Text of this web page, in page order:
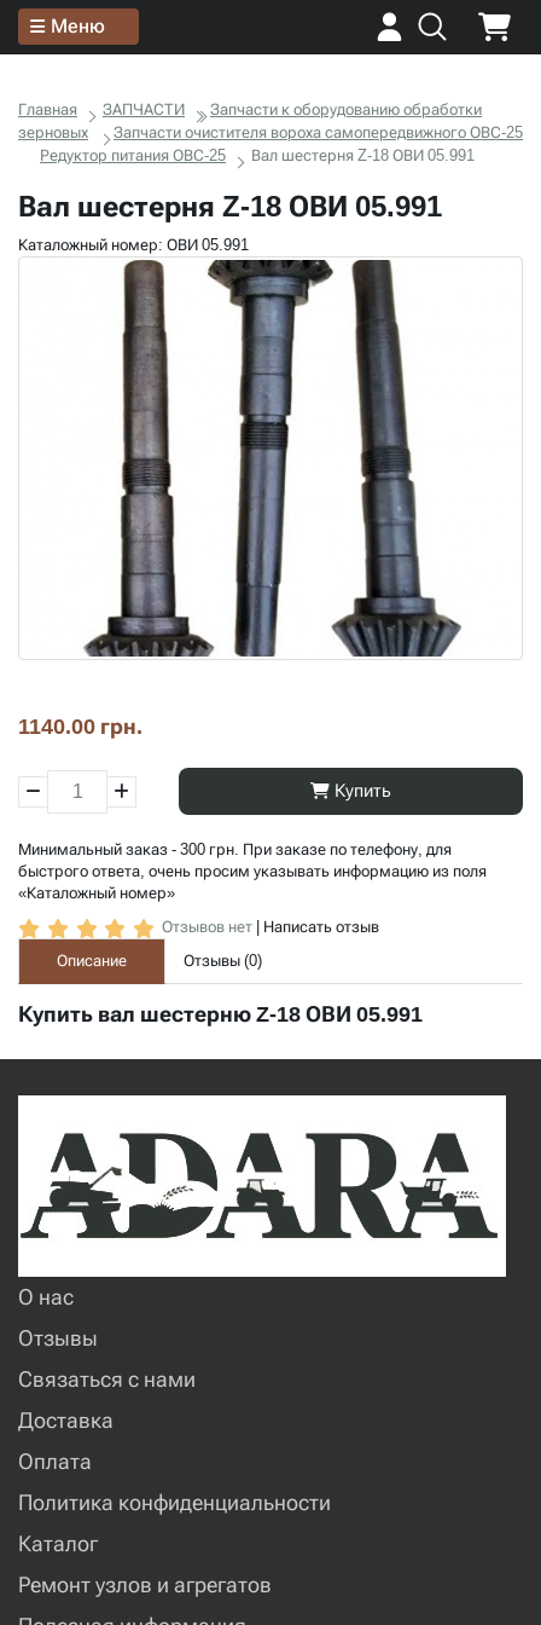
Меню
Главная ЗАПЧАСТИ
Запчасти к оборудованию обработки
зерновых
Запчасти очистителя вороха самопередвижного ОВС-25
Редуктор питания ОВС-25
Вал шестерня Z-18 ОВИ 05.991
Вал шестерня Z-18 ОВИ 05.991
Каталожный номер: ОВИ 05.991
1140.00 грн.
Купить
Минимальный заказ - 300 грн. При заказе по телефону, для
быстрого ответа, очень просим указывать информацию из поля
«Каталожный номер»
Отзывов нет
Написать отзыв
Описание
Отзывы (0)
Купить вал шестерню Z-18 ОВИ 05.991
О нас
Отзывы
Связаться с нами
Доставка
Оплата
Политика конфиденциальности
Каталог
Ремонт узлов и агрегатов